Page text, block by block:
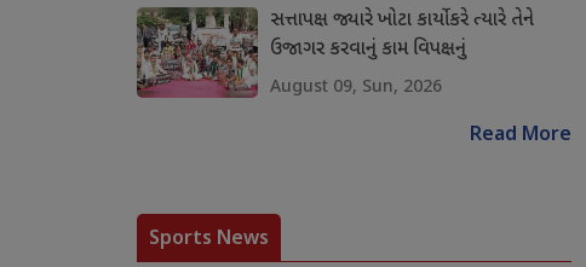
સત્તાપક્ષ જ્યારે ખોટા કાર્યો કરે ત્યારે તેને
ઉજાગર કરવાનું કામ વિપક્ષનું
August 09, Sun, 2026
Read More
Sports News